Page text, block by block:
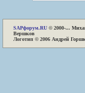
SAPфорум.RU © 2000-...
Вершков
Логотип © 2006 Андрей